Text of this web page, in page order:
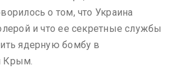
о том, что Украина
и что ее секретные службы
ядерную бомбу в
Крым.